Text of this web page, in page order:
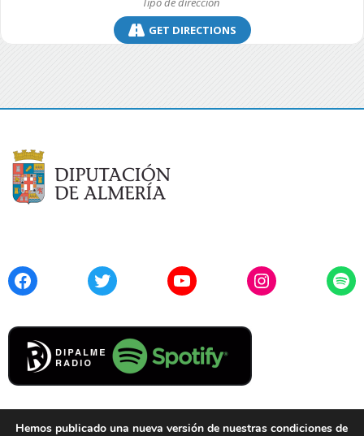
GET DIRECTIONS
FacebookTwitter YouTubeInstagram
Hemos publicado una nueva versión de nuestras condiciones de